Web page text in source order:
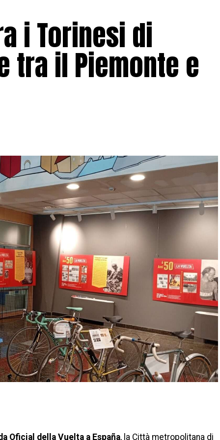
i Torinesi di
tra il Piemonte e
Oficial della Vuelta a España, la Città metropolitana di